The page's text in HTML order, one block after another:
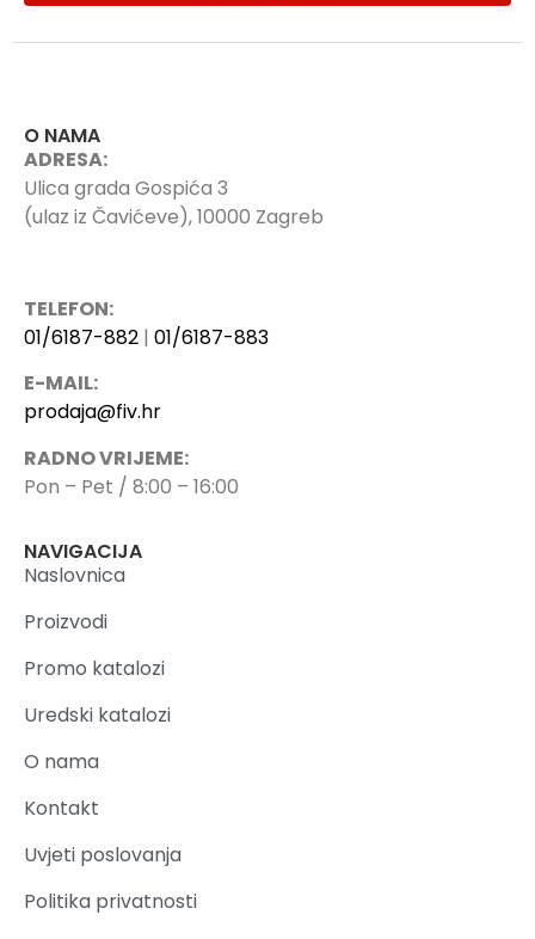
O NAMA
ADRESA:
Ulica grada Gospića 3
(ulaz iz Čavićeve), 10000 Zagreb
TELEFON:
01/6187-882 | 01/6187-883
E-MAIL:
prodaja@fiv.hr
RADNO VRIJEME:
Pon – Pet / 8:00 – 16:00
NAVIGACIJA
Naslovnica
Proizvodi
Promo katalozi
Uredski katalozi
O nama
Kontakt
Uvjeti poslovanja
Politika privatnosti